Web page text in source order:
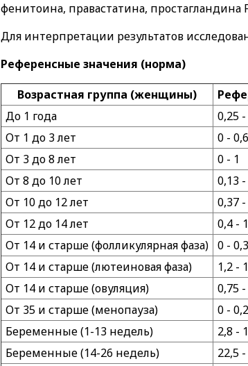
фенитоина, правастатина,
Для интерпретации результатов
Референсные значения (норма)
Возрастная группа (женщины)
До 1 года
0,25
От 1 до 3 лет
0 -
От 3 до 8 лет
0 - 1
От 8 до 10 лет
0,13 -
От 10 до 12 лет
0,37
От 12 до 14 лет
0,4 -
От 14 и старше (фолликулярная фаза)
0 - 0,3
От 14 и старше (лютеиновая фаза)
1,2 -
От 14 и старше (овуляция)
0,75
От 35 и старше (менопауза)
0 - 0,2
Беременные (1-13 недель)
2,8 -
Беременные (14-26 недель)
22,5